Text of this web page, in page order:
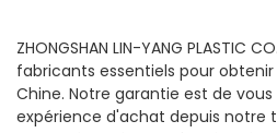
ZHONGSHAN LIN-YANG PLASTIC
fabricants essentiels pour obtenir
Chine. Notre garantie est de
expérience d'achat depuis notre